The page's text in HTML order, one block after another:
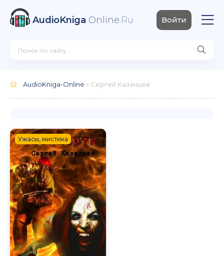
AudioKniga Online.Ru Войти
AudioKniga-Online » Сергей Казанцев
Ужасы, мистика